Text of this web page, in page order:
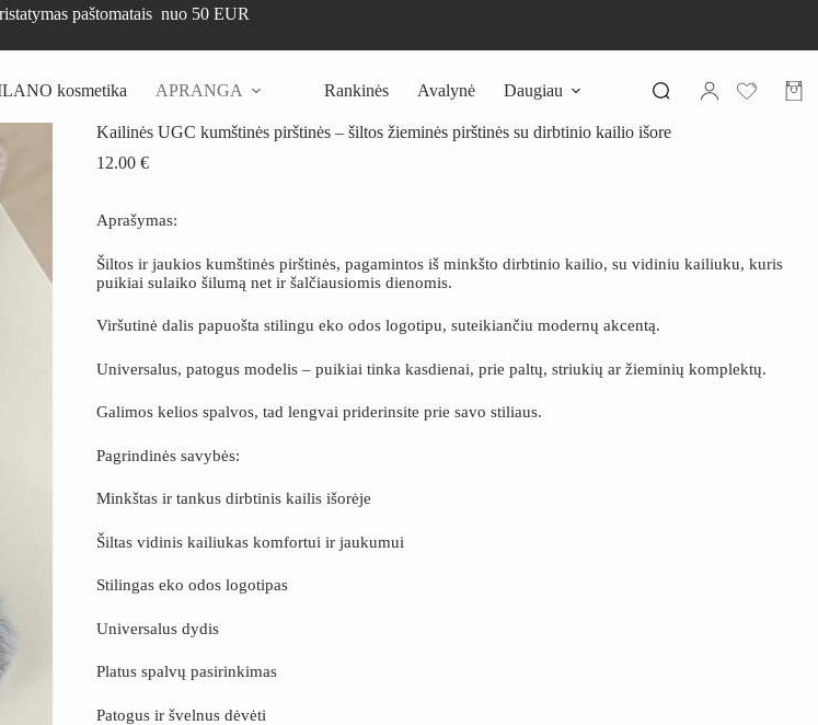
paštomatais nuo 50 EUR
kosmetika APRANGA Rankinės Avalynė Daugiau
Kailinės UGC kumštinės pirštinės – šiltos žieminės pirštinės su dirbtinio kailio išore
12.00€
Aprašymas:
Šiltos ir jaukios kumštinės pirštinės, pagamintos iš minkšto dirbtinio kailio, su vidiniu kailiuku, kuris
puikiai sulaiko šilumą net ir šalčiausiomis dienomis.
Viršutinė dalis papuošta stilingu eko odos logotipu, suteikiančiu modernų akcentą.
Universalus, patogus modelis – puikiai tinka kasdienai, prie paltų, striukių ar žieminių komplektų.
Galimos kelios spalvos, tad lengvai priderinsite prie savo stiliaus.
Pagrindinės savybės:
Minkštas ir tankus dirbtinis kailis išorėje
Šiltas vidinis kailiukas komfortui ir jaukumui
Stilingas eko odos logotipas
Universalus dydis
Platus spalvų pasirinkimas
Patogus ir švelnus dėvėti